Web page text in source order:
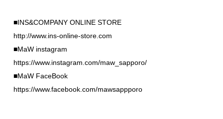
■INS&COMPANY ONLINE STORE
http://www.ins-online-store.com
■MaW instagram
https://www.instagram.com/maw_sapporo/
■MaW FaceBook
https://www.facebook.com/mawsappporo